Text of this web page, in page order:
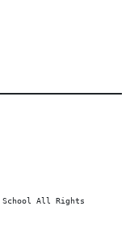
School All Rights